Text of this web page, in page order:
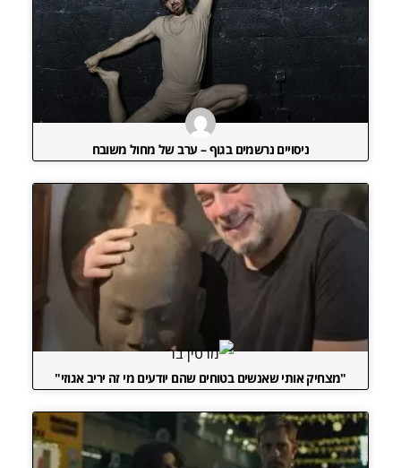
ניסויים נרשמים בגוף – ערב של מחול משובח
"מצחיק אותי שאנשים בטוחים שהם יודעים מי זה יריב אגוזי"